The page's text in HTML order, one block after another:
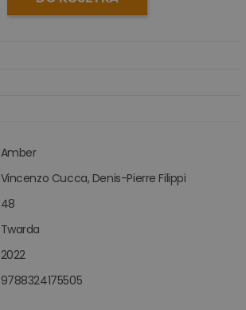
Amber
Vincenzo Cucca, Denis-Pierre Filippi
48
Twarda
2022
9788324175505